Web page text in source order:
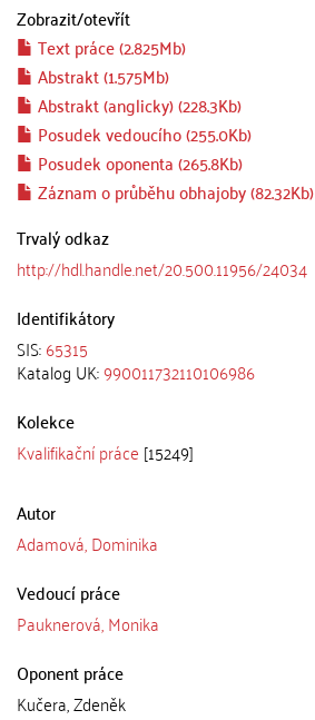
Zobrazit/otevřít
Text práce (2.825Mb)
Abstrakt (1.575Mb)
Abstrakt (anglicky) (228.3Kb)
Posudek vedoucího (255.0Kb)
Posudek oponenta (265.8Kb)
Záznam o průběhu obhajoby (82.32Kb)
Trvalý odkaz
http://hdl.handle.net/20.500.11956/24034
Identifikátory
SIS:65315
Katalog UK:990011732110106986
Kolekce
Kvalifikační práce [15249]
Autor
Adamová, Dominika
Vedoucí práce
Pauknerová, Monika
Oponent práce
Kučera, Zdeněk